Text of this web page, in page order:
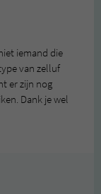
iemand die
van zelluf
er zijn nog
Dank je wel